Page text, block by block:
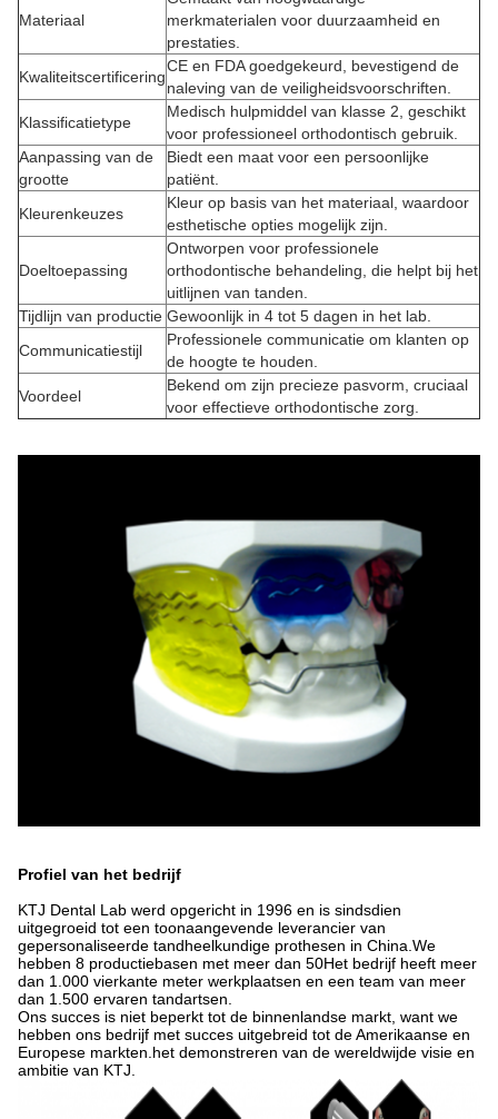
Materiaal
merkmaterialen voor duurzaamheid en
prestaties.
Kwaliteitscertificering
CE en FDA goedgekeurd, bevestigend de
naleving van de veiligheidsvoorschriften.
Klassificatietype
Medisch hulpmiddel van klasse 2, geschikt
voor professioneel orthodontisch gebruik.
Aanpassing van de
grootte
Biedt een maat voor een persoonlijke
patiënt.
Kleurenkeuzes
Kleur op basis van het materiaal, waardoor
esthetische opties mogelijk zijn.
Doeltoepassing
Ontworpen voor professionele
orthodontische behandeling, die helpt bij het
uitlijnen van tanden.
Tijdlijn van productie Gewoonlijk in 4 tot 5 dagen in het lab.
Communicatiestijl
Professionele communicatie om klanten op
de hoogte te houden.
Voordeel
Bekend om zijn precieze pasvorm, cruciaal
voor effectieve orthodontische zorg.
Profiel van het bedrijf
KTJ Dental Lab werd opgericht in 1996 en is sindsdien
uitgegroeid tot een toonaangevende leverancier van
gepersonaliseerde tandheelkundige prothesen in China.We
hebben 8 productiebasen met meer dan 50Het bedrijf heeft meer
dan 1.000 vierkante meter werkplaatsen en een team van meer
dan 1.500 ervaren tandartsen.
Ons succes is niet beperkt tot de binnenlandse markt, want we
hebben ons bedrijf met succes uitgebreid tot de Amerikaanse en
Europese markten.het demonstreren van de wereldwijde visie en
ambitie van KTJ.